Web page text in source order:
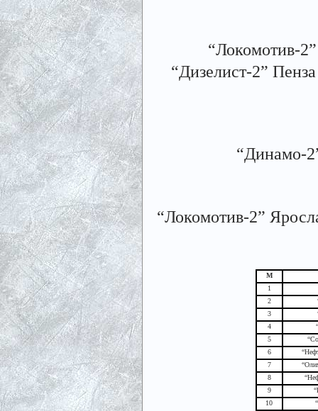
“Локомотив-
“Дизелист-2”
“Динамо-
“Локомотив-2”
М
1
2
3
4
5
6
7
8
9
10